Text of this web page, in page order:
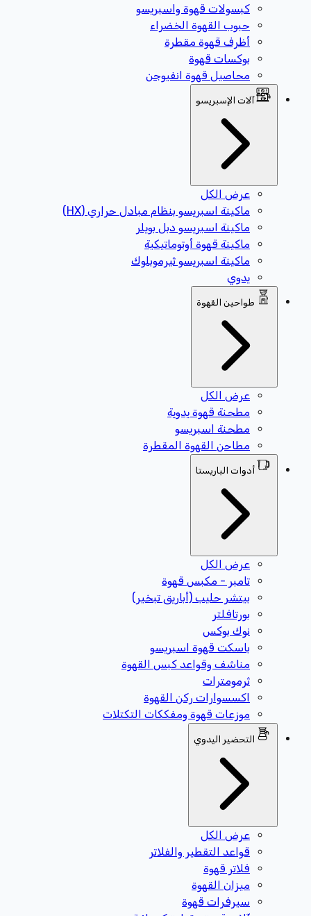
كبسولات قهوة واسبريسو
حبوب القهوة الخضراء
أظرف قهوة مقطرة
بوكسات قهوة
محاصيل قهوة انفيوجن
آلات الإسبريسو
عرض الكل
ماكينة اسبريسو بنظام مبادل حراري (HX)
ماكينة اسبريسو دبل بويلر
ماكينة قهوة أوتوماتيكية
ماكينة اسبريسو ثيرموبلوك
يدوي
طواحين القهوة
عرض الكل
مطحنة قهوة يدوية
مطحنة اسبريسو
مطاحن القهوة المقطرة
أدوات الباريستا
عرض الكل
تامبر - مكبس قهوة
بيتشر حليب (أباريق تبخير)
بورتافلتر
نوك بوكس
باسكت قهوة اسبريسو
مناشف وقواعد كبس القهوة
ثرمومترات
اكسسوارات ركن القهوة
موزعات قهوة ومفككات التكتلات
التحضير اليدوي
عرض الكل
قواعد التقطير والفلاتر
فلاتر قهوة
ميزان القهوة
سيرفرات قهوة